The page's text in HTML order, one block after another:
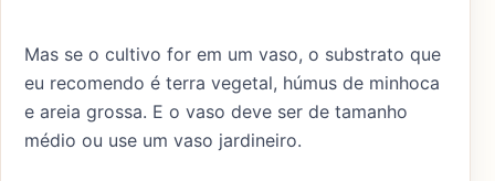
Mas se o cultivo for em um vaso, o substrato que
eu recomendo é terra vegetal, húmus de minhoca
e areia grossa. E o vaso deve ser de tamanho
médio ou use um vaso jardineiro.